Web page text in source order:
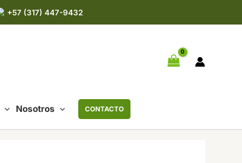
+57 (317) 447-9432
Nosotros CONTACTO